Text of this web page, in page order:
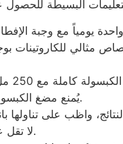
يومياً مع وجبة
مثالي للكاروتينات
يُمنع مضغ الكبسولة أو فتحها.
واظب على تناولها
لا تقل عن 3 أشهر.